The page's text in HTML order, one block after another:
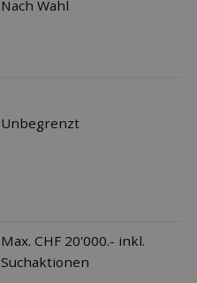
Nach Wahl
Unbegrenzt
Max. CHF 20'000.- inkl.
Suchaktionen